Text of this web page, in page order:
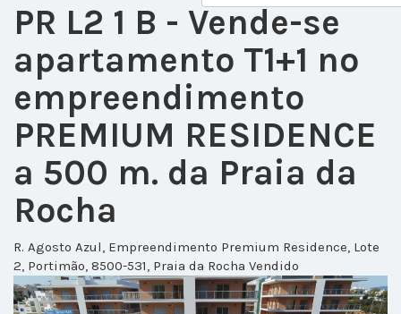
PR L2 1 B - Vende-se
apartamento T1+1 no
empreendimento
PREMIUM RESIDENCE
a 500 m. da Praia da
Rocha
R. Agosto Azul, Empreendimento Premium Residence, Lote
2, Portimão, 8500-531, Praia da Rocha Vendido